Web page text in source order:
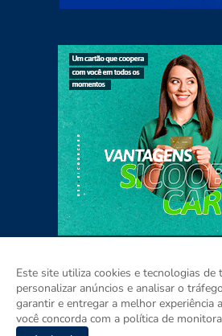
Home Sobre Contato
Este site utiliza cookies e tecnologias de
personalizar anúncios e analisar o
garantir e entregar a melhor experiência
você concorda com a política de